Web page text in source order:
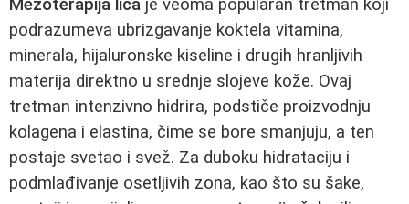
Mezoterapija lica je veoma popularan tretman koji
podrazumeva ubrizgavanje koktela vitamina,
minerala, hijaluronske kiseline i drugih hranljivih
materija direktno u srednje slojeve kože. Ovaj
tretman intenzivno hidrira, podstiče proizvodnju
kolagena i elastina, čime se bore smanjuju, a ten
postaje svetao i svež. Za duboku hidrataciju i
podmlađivanje osetljivih zona, kao što su šake,